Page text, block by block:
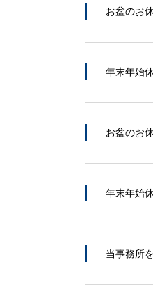
お盆のお
年末年始
お盆のお
年末年始
当事務所